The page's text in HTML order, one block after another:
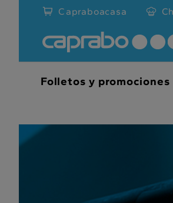
label.access.jump.content???
Capraboacasa
Folletos y promociones